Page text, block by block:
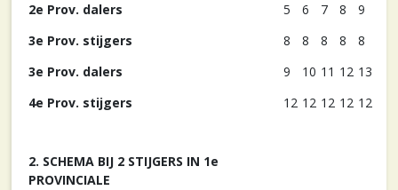
2e Prov. dalers
5 6 7 8
9
3e Prov. stijgers
8 8 8 8
8
3e Prov. dalers
9 10 11 12 13
4e Prov. stijgers
12 12 12 12 12
2. SCHEMA BIJ 2 STIJGERS IN 1e
PROVINCIALE